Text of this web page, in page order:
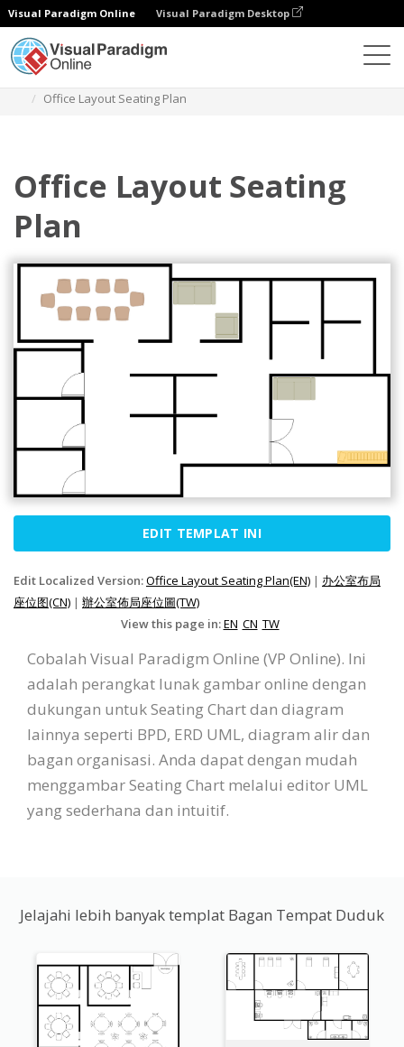
Visual Paradigm Online Visual Paradigm Desktop
Office Layout Seating Plan
Office Layout Seating
Plan
EDIT TEMPLAT INI
Edit Localized Version:Office Layout Seating Plan(EN) | 办公室布局
座位图(CN) | 辦公室佈局座位圖(TW)
View this page in:EN CN TW
Cobalah Visual Paradigm Online (VP Online). Ini
adalah perangkat lunak gambar online dengan
dukungan untuk Seating Chart dan diagram
lainnya seperti BPD, ERD UML, diagram alir dan
bagan organisasi. Anda dapat dengan mudah
menggambar Seating Chart melalui editor UML
yang sederhana dan intuitif.
Jelajahi lebih banyak templat Bagan Tempat Duduk